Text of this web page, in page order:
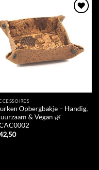
Opbergbakje – Handig,
& Vegan 🌿